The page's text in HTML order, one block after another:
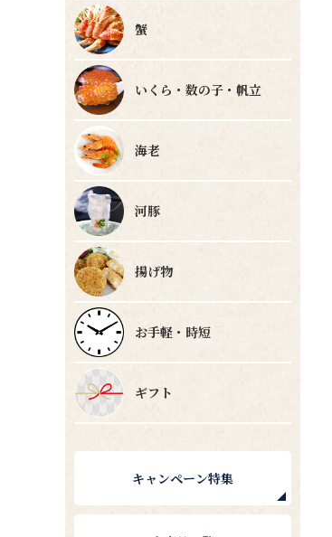
蟹
いくら・数の子・帆立
海老
河豚
揚げ物
お手軽・時短
ギフト
キャンペーン特集